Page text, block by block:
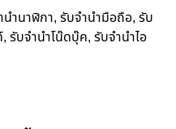
นำนาฬิกา, รับจำนำมือถือ, รับ
, รับจำนำโน๊ดบุ๊ค, รับจำนำไอ